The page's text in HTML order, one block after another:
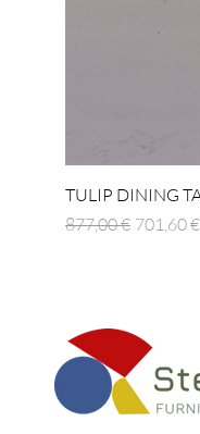
TULIP DINING
Standardpreis
877,00 € Sale-Preis
701,60 €